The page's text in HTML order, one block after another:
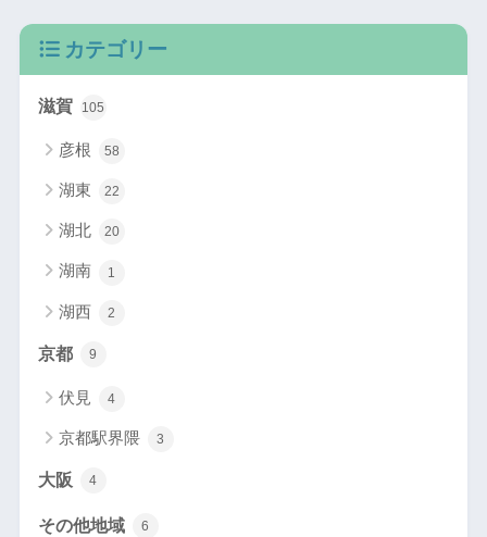
カテゴリー
滋賀 105
彦根 58
湖東 22
湖北 20
湖南 1
湖西 2
京都 9
伏見 4
京都駅界隈 3
大阪 4
その他地域 6